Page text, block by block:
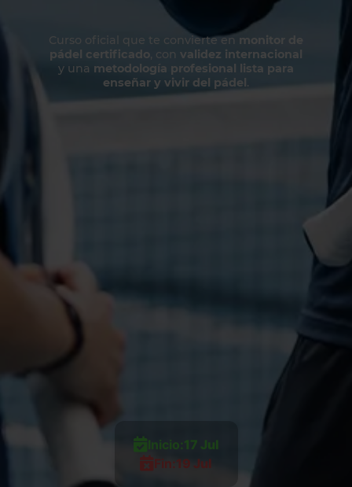
Curso oficial que te convierte en monitor de
pádel certificado, con validez internacional
y una metodología profesional lista para
enseñar y vivir del pádel.
Inicio:17 Jul
Fin:19 Jul